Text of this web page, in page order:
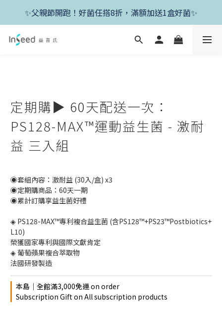
✨新朋友首單現折400+送1盒益生菌，滿額再享免運✨
✨父親節開跑！好菌任搭8折，滿額加送1盒好菌✨
✨新朋友首單現折400+送1盒益生菌，滿額再享免運✨
定期購▶ 60天配送一次：
PS128-MAX™運動益生菌 - 激耐
益 三入組
◉套組內容：激耐益 (30入/盒) x3
◉定期購商品：60天一期
◉累計訂購享益生菌好禮
◈ PS128-MAX™專利複合益生菌 (含PS128™+PS23™Postbiotics+
L10)
榮獲國家專利與國際文獻肯定
◈ 葡萄蘋果複合萃取物
法國研發製造
本島│全館滿3,000免運 on order
Subscription Gift on All subscription products